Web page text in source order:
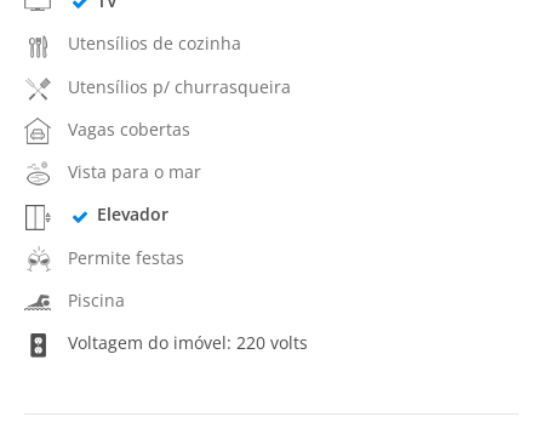
Utensílios de cozinha
Utensílios p/ churrasqueira
Vagas cobertas
Vista para o mar
Elevador
Permite festas
Piscina
Voltagem do imóvel: 220 volts